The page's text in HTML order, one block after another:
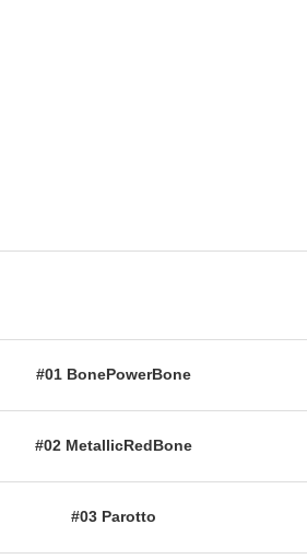
#01 BonePowerBone
#02 MetallicRedBone
#03 Parotto